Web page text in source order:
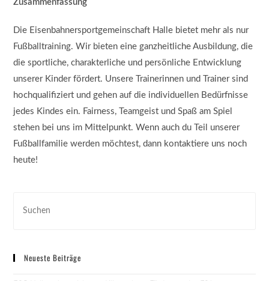
Zusammenfassung
Die Eisenbahnersportgemeinschaft Halle bietet mehr als nur
Fußballtraining. Wir bieten eine ganzheitliche Ausbildung, die
die sportliche, charakterliche und persönliche Entwicklung
unserer Kinder fördert. Unsere Trainerinnen und Trainer sind
hochqualifiziert und gehen auf die individuellen Bedürfnisse
jedes Kindes ein. Fairness, Teamgeist und Spaß am Spiel
stehen bei uns im Mittelpunkt. Wenn auch du Teil unserer
Fußballfamilie werden möchtest, dann kontaktiere uns noch
heute!
Neueste Beiträge